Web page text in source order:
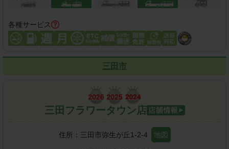
各種サービス
三田市
三田フラワータウン店
住所： 三田市弥生が丘1-2-4 地図